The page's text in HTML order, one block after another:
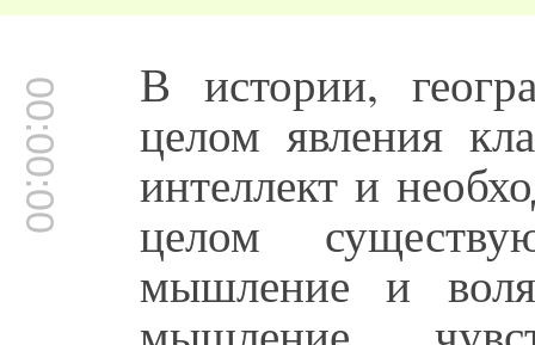
00:00:00 В истории,
целом явления
интеллект и
целом
мышление и